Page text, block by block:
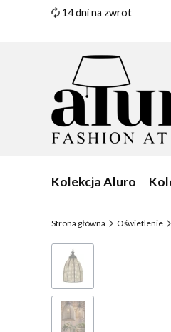
14 dni na zwrot
Kolekcja Aluro
Strona główna Oświetlenie